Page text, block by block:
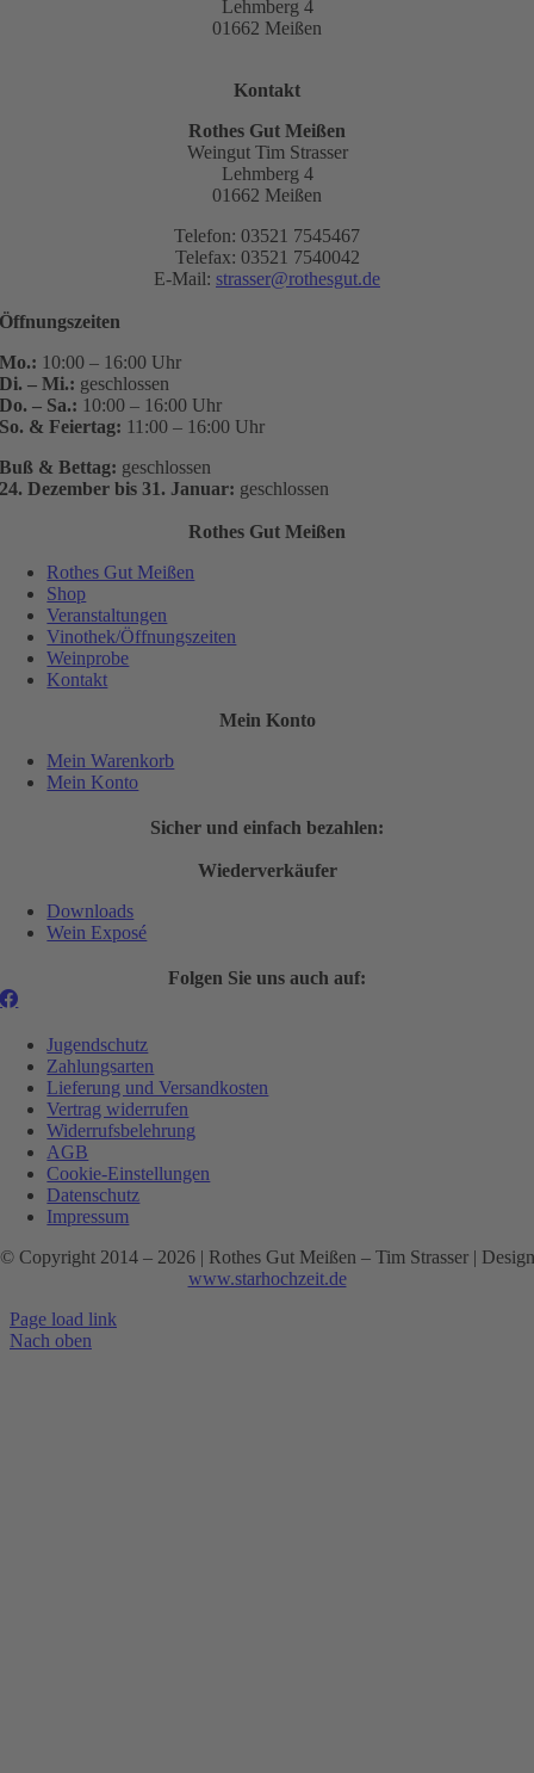
Lehmberg 4
01662 Meißen
Kontakt
Rothes Gut Meißen
Weingut Tim Strasser
Lehmberg 4
01662 Meißen
Telefon: 03521 7545467
Telefax: 03521 7540042
E-Mail: strasser@rothesgut.de
Öffnungszeiten
Mo.: 10:00 – 16:00 Uhr
Di. – Mi.: geschlossen
Do. – Sa.: 10:00 – 16:00 Uhr
So. & Feiertag: 11:00 – 16:00 Uhr
Buß & Bettag: geschlossen
24. Dezember bis 31. Januar: geschlossen
Rothes Gut Meißen
Rothes Gut Meißen
Shop
Veranstaltungen
Vinothek/Öffnungszeiten
Weinprobe
Kontakt
Mein Konto
Mein Warenkorb
Mein Konto
Sicher und einfach bezahlen:
Wiederverkäufer
Downloads
Wein Exposé
Folgen Sie uns auch auf:
Jugendschutz
Zahlungsarten
Lieferung und Versandkosten
Vertrag widerrufen
Widerrufsbelehrung
AGB
Cookie-Einstellungen
Datenschutz
Impressum
© Copyright 2014 – 2026 | Rothes Gut Meißen – Tim Strasser | Design
www.starhochzeit.de
Page load link
Nach oben